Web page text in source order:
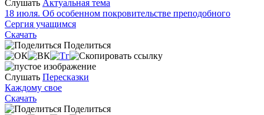
Слушать Актуальная тема
18 июля. Об особенном покровительстве преподобного
Сергия учащимся
Скачать
Поделиться
Слушать Пересказки
Каждому свое
Скачать
Поделиться